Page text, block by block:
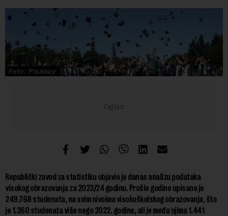
Foto: Pixabay
Republički zavod za statistiku objavio je danas analizu podataka
visokog obrazovanja za 2023/24 godinu. Prošle godine upisano je
249.768 studenata, na svim nivoima visokoškolskog obrazovanja, što
je 1.260 studenata više nego 2022. godine, ali je među njima 1.441